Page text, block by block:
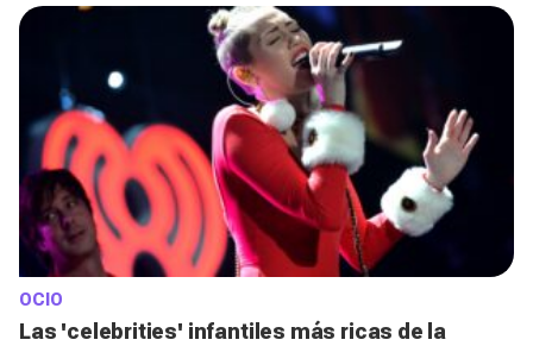
OCIO
Las 'celebrities' infantiles más ricas de la